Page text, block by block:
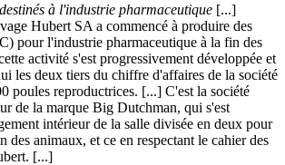
à l'industrie pharmaceutique [...]
Hubert SA a commencé à produire des
pour l'industrie pharmaceutique à la fin des
activité s'est progressivement développée et
les deux tiers du chiffre d'affaires de la société
poules reproductrices. [...] C'est la société
de la marque Big Dutchman, qui s'est
intérieur de la salle divisée en deux pour
des animaux, et ce en respectant le cahier des
[...]